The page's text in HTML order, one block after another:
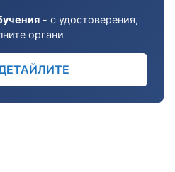
- с удостоверения,
органи